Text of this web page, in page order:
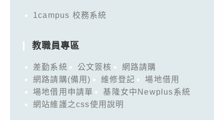
1campus 校務系統
教職員專區
差勤系統 公文簽核
網路請購
網路請購(備用)
維修登記
場地借用
場地借用申請單
基隆女中Newplus系統
網站維護之css使用說明